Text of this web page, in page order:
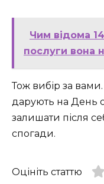
Чим відома
послуги вона
Тож вибір за
дарують на День
залишати після
спогади.
Оцініть статтю